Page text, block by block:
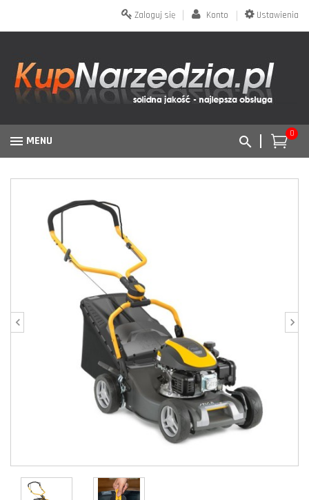
Ustawienia
Konto
Zaloguj się
0
MENU